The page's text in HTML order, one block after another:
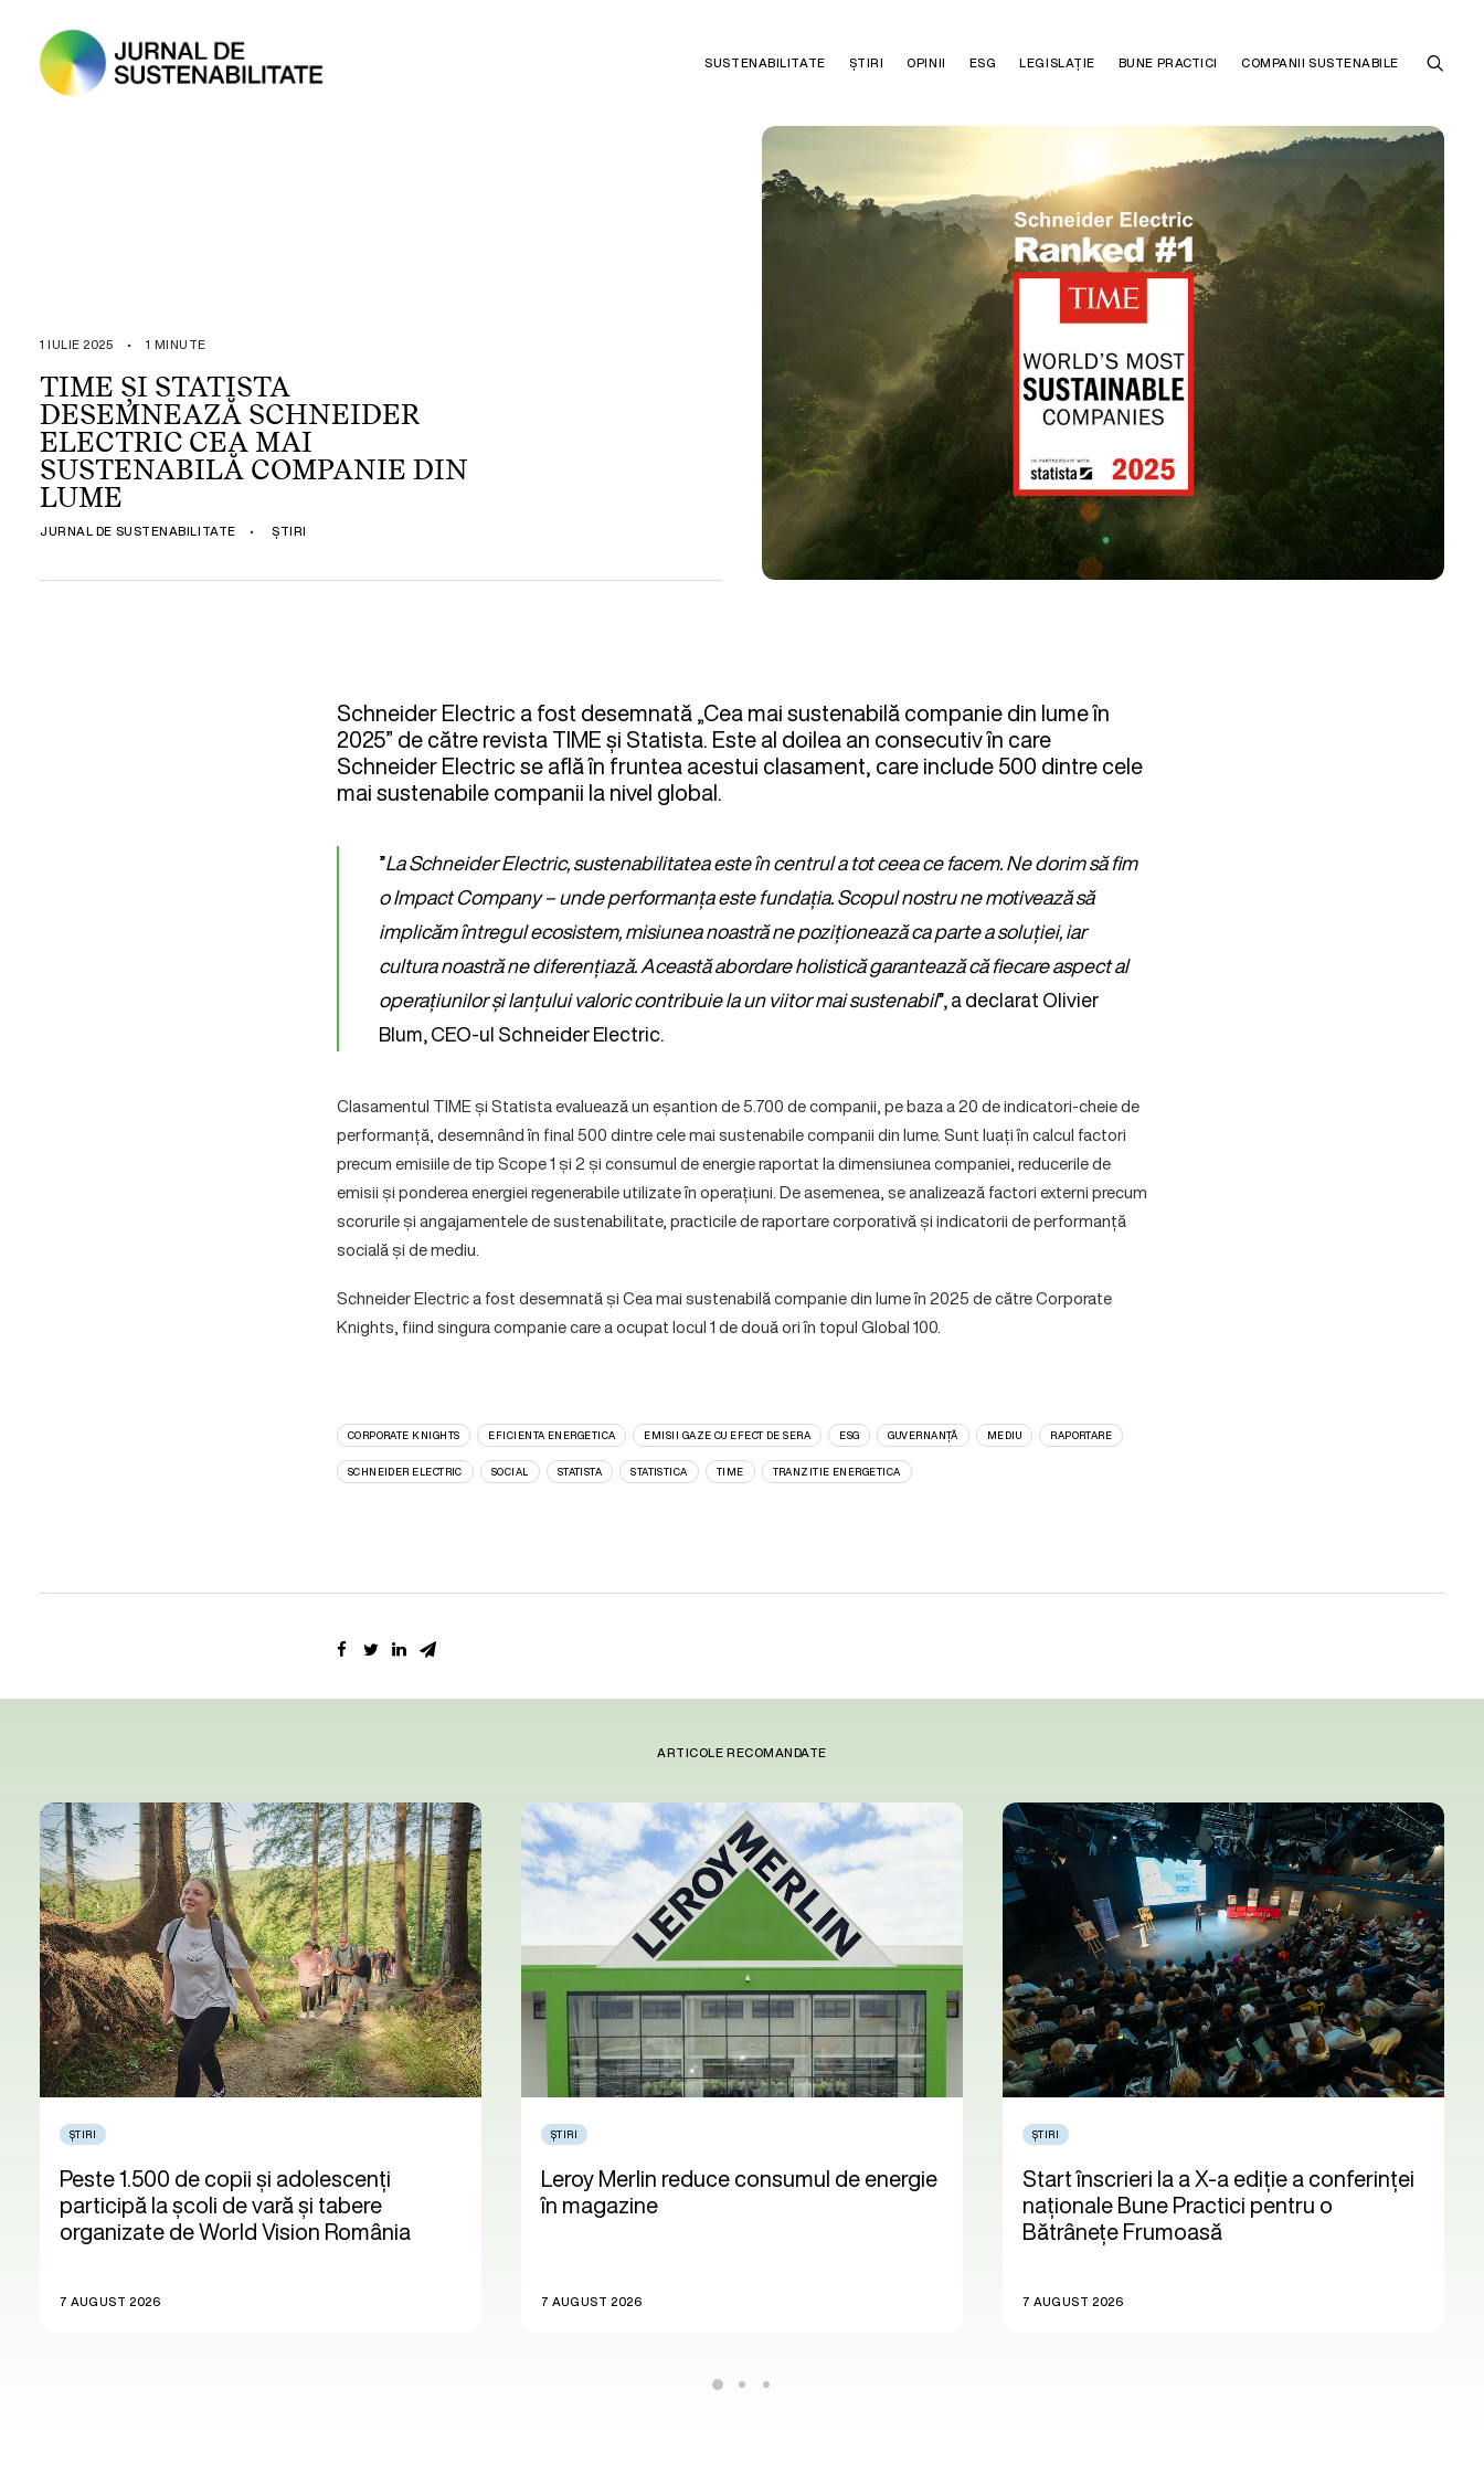
SUSTENABILITATE ȘTIRI OPINII ESG LEGISLAȚIE BUNE PRACTICI COMPANII SUSTENABILE
1 IULIE 2025 • 1 MINUTE
TIME ȘI STATISTA
DESEMNEAZĂ SCHNEIDER
ELECTRIC CEA MAI
SUSTENABILĂ COMPANIE DIN
LUME
JURNAL DE SUSTENABILITATE • ȘTIRI
Schneider Electric a fost desemnată „Cea mai sustenabilă companie din lume în
2025” de către revista TIME și Statista. Este al doilea an consecutiv în care
Schneider Electric se află în fruntea acestui clasament, care include 500 dintre cele
mai sustenabile companii la nivel global.
”La Schneider Electric, sustenabilitatea este în centrul a tot ceea ce facem. Ne dorim să fim
o Impact Company – unde performanța este fundația. Scopul nostru ne motivează să
implicăm întregul ecosistem, misiunea noastră ne poziționează ca parte a soluției, iar
cultura noastră ne diferențiază. Această abordare holistică garantează că fiecare aspect al
operațiunilor și lanțului valoric contribuie la un viitor mai sustenabil”, a declarat Olivier
Blum, CEO-ul Schneider Electric.
Clasamentul TIME și Statista evaluează un eșantion de 5.700 de companii, pe baza a 20 de indicatori-cheie de
performanță, desemnând în final 500 dintre cele mai sustenabile companii din lume. Sunt luați în calcul factori
precum emisiile de tip Scope 1 și 2 și consumul de energie raportat la dimensiunea companiei, reducerile de
emisii și ponderea energiei regenerabile utilizate în operațiuni. De asemenea, se analizează factori externi precum
scorurile și angajamentele de sustenabilitate, practicile de raportare corporativă și indicatorii de performanță
socială și de mediu.
Schneider Electric a fost desemnată și Cea mai sustenabilă companie din lume în 2025 de către Corporate
Knights, fiind singura companie care a ocupat locul 1 de două ori în topul Global 100.
CORPORATE KNIGHTS EFICIENTA ENERGETICA EMISII GAZE CU EFECT DE SERA ESG GUVERNANȚĂ MEDIU RAPORTARE
SCHNEIDER ELECTRIC SOCIAL STATISTA STATISTICA TIME TRANZITIE ENERGETICA
ARTICOLE RECOMANDATE
ȘTIRI
Peste 1.500 de copii și adolescenți
participă la școli de vară și tabere
organizate de World Vision România
7 AUGUST 2026
ȘTIRI
Leroy Merlin reduce consumul de energie
în magazine
7 AUGUST 2026
ȘTIRI
Start înscrieri la a X-a ediție a conferinței
naționale Bune Practici pentru o
Bătrânețe Frumoasă
7 AUGUST 2026